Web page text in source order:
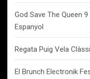
God Save The Queen
Espanyol
Regata Puig Vela
El Brunch Electronik